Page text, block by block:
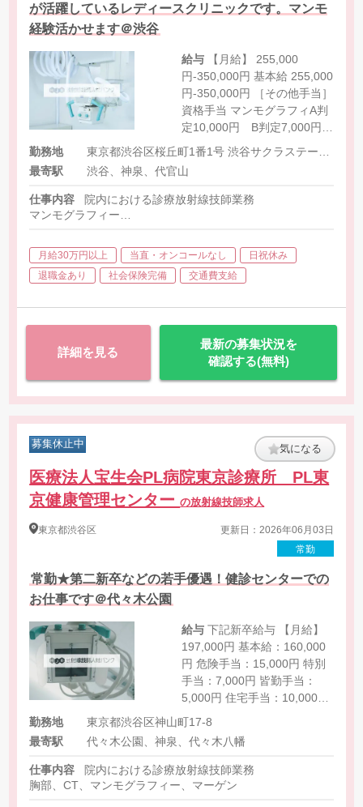
が活躍しているレディースクリニックです。マンモ
経験活かせます＠渋谷
給与
円-350,000円 基本給 255,000
円-350,000円 ［その他手当］
資格手当 マンモグラフィA判
定10,000円 B判定7,000円
胃がん検診専門技師手当
5,000円 巡回検診車乗務手当
2,000円-3,000円/日
勤務地
最寄駅
渋谷、神泉、代官山
仕事内容
院内における診療放射線技師業務
マンモグラフィー
胃部エックス線検査
健診システム入力（PC操作）
院外（巡回検診）における診療放射線技師業務
巡回検診におけるマンモグラフィー検査
頻度は月1回-2回程度です。
泊まりの地方出張［群馬・静岡など］は年1回程度。
月給30万円以上 当直・オンコールなし
日祝休み
退職金あり
社会保険完備 交通費支給
詳細を見る
最新の募集状況を
確認する(無料)
募集休止中 気になる
医療法人宝生会PL病院東京診療所 PL東
京健康管理センターの放射線技師求人
東京都渋谷区
更新日：2026年06月03日
常勤
常勤★第二新卒などの若手優遇！健診センターでの
お仕事です＠代々木公園
給与
197,000円 基本給：160,000
円 危険手当：15,000円 特別
手当：7,000円 皆勤手当：
5,000円 住宅手当：10,000円
（※住宅手当は条件によって
はさらに＋10,000円支給）
※経験により変動します。
【時給】2,000円- ※経験考慮
で算出いたします。
勤務地
東京都渋谷区神山町17-8
最寄駅
代々木公園、神泉、代々木八幡
仕事内容
院内における診療放射線技師業務
胸部、CT、マンモグラフィー、マーゲン